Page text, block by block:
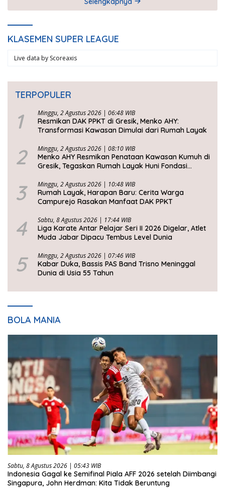
KLASEMEN SUPER LEAGUE
Live data by Scoreaxis
TERPOPULER
1 Minggu, 2 Agustus 2026 | 06:48 WIB
Resmikan DAK PPKT di Gresik, Menko AHY:
Transformasi Kawasan Dimulai dari Rumah Layak
2 Minggu, 2 Agustus 2026 | 08:10 WIB
Menko AHY Resmikan Penataan Kawasan Kumuh di
Gresik, Tegaskan Rumah Layak Huni Fondasi
3 Minggu, 2 Agustus 2026 | 10:48 WIB
Rumah Layak, Harapan Baru: Cerita Warga
Campurejo Rasakan Manfaat DAK PPKT
4 Sabtu, 8 Agustus 2026 | 17:44 WIB
Liga Karate Antar Pelajar Seri II 2026 Digelar, Atlet
Muda Jabar Dipacu Tembus Level Dunia
5 Minggu, 2 Agustus 2026 | 07:46 WIB
Kabar Duka, Bassis PAS Band Trisno Meninggal
Dunia di Usia 55 Tahun
BOLA MANIA
Sabtu, 8 Agustus 2026 | 05:43 WIB
Indonesia Gagal ke Semifinal Piala AFF 2026 setelah Diimbangi
Singapura, John Herdman: Kita Tidak Beruntung